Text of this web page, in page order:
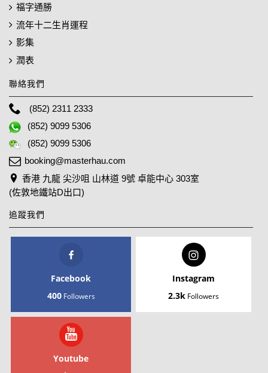
福字通勝
流年十二生肖運程
影集
潤表
聯絡我們
(852) 2311 2333
(852) 9099 5306
(852) 9099 5306
booking@masterhau.com
香港 九龍 尖沙咀 山林道 9號 卓能中心 303室
(佐敦地鐵站D出口)
追蹤我們
Facebook
400 Followers
Instagram
2.3k Followers
Youtube